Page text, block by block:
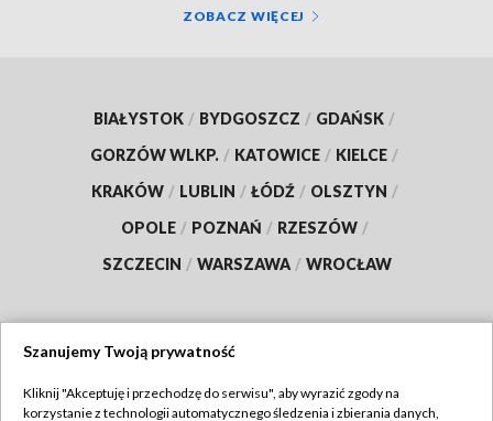
ZOBACZ WIĘCEJ
BIAŁYSTOK / BYDGOSZCZ / GDAŃSK /
GORZÓW WLKP. / KATOWICE / KIELCE /
KRAKÓW / LUBLIN / ŁÓDŹ / OLSZTYN /
OPOLE / POZNAŃ / RZESZÓW /
SZCZECIN / WARSZAWA / WROCŁAW
Szanujemy Twoją prywatność
Kliknij "Akceptuję i przechodzę do serwisu", aby wyrazić zgody na
korzystanie z technologii automatycznego śledzenia i zbierania danych,